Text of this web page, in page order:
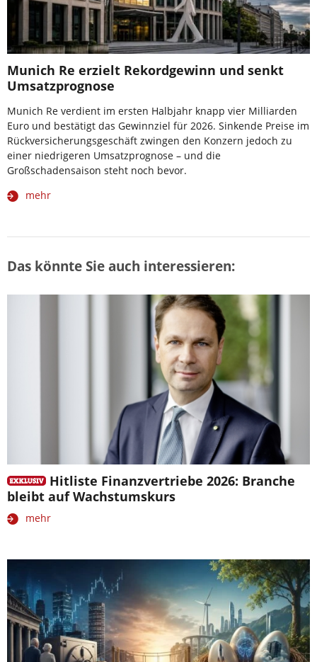
Munich Re erzielt Rekordgewinn und senkt
Umsatzprognose
Munich Re verdient im ersten Halbjahr knapp vier Milliarden
Euro und bestätigt das Gewinnziel für 2026. Sinkende Preise im
Rückversicherungsgeschäft zwingen den Konzern jedoch zu
einer niedrigeren Umsatzprognose – und die
Großschadensaison steht noch bevor.
mehr
Das könnte Sie auch interessieren:
Hitliste Finanzvertriebe 2026: Branche
bleibt auf Wachstumskurs
mehr